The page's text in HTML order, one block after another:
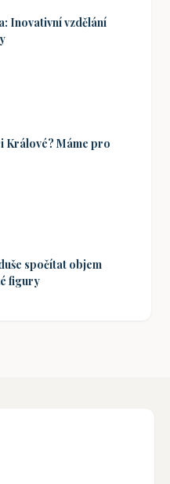
Inovativní vzdělání
Králové? Máme pro
spočítat objem
figury